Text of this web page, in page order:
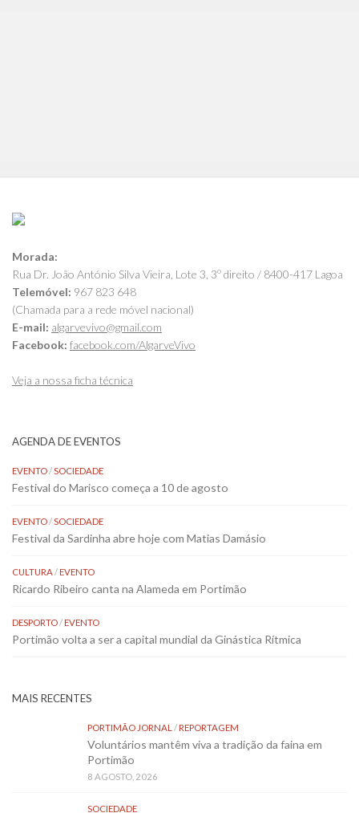
Morada:
Rua Dr. João António Silva Vieira, Lote 3, 3º direito / 8400-417 Lagoa
Telemóvel: 967 823 648
(Chamada para a rede móvel nacional)
E-mail: algarvevivo@gmail.com
Facebook: facebook.com/AlgarveVivo
Veja a nossa ficha técnica
AGENDA DE EVENTOS
EVENTO/SOCIEDADE
Festival do Marisco começa a 10 de agosto
EVENTO/SOCIEDADE
Festival da Sardinha abre hoje com Matias Damásio
CULTURA/EVENTO
Ricardo Ribeiro canta na Alameda em Portimão
DESPORTO/EVENTO
Portimão volta a ser a capital mundial da Ginástica Rítmica
MAIS RECENTES
PORTIMÃO JORNAL /REPORTAGEM
Voluntários mantêm viva a tradição da faina em
Portimão
8 AGOSTO, 2026
SOCIEDADE